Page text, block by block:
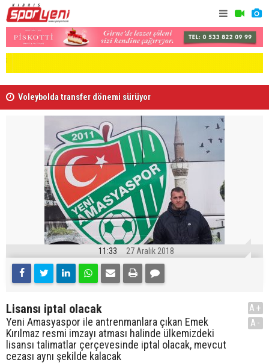
Voleybolda transfer dönemi sürüyor
11:33 27 Aralık 2018
Lisansı iptal olacak
Yeni Amasyaspor ile antrenmanlara çıkan Emek
Kırılmaz resmi imzayı atması halinde ülkemizdeki
lisansı talimatlar çerçevesinde iptal olacak, mevcut
cezası aynı şekilde kalacak
A+
A-